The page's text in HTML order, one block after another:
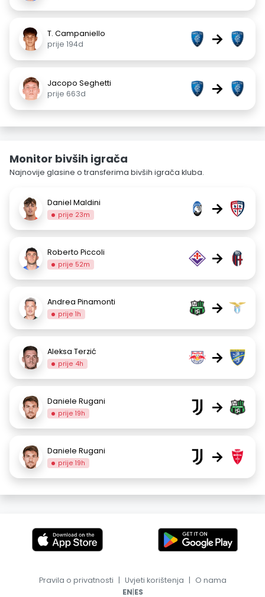
T. Campaniello
prije 194d
→
Jacopo Seghetti
prije 663d
→
Monitor bivših igrača
Najnovije glasine o transferima bivših igrača kluba.
Daniel Maldini
prije 23m →
Roberto Piccoli
prije 52m →
Andrea Pinamonti
prije 1h →
Aleksa Terzić
prije 4h →
Daniele Rugani
prije 19h →
Daniele Rugani
prije 19h →
Pravila o privatnosti | Uvjeti korištenja | O nama
EN|ES